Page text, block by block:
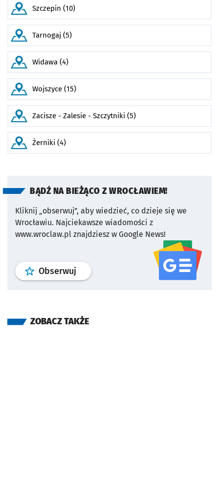
Szczepin (10)
Tarnogaj (5)
Widawa (4)
Wojszyce (15)
Zacisze - Zalesie - Szczytniki (5)
Żerniki (4)
BĄDŹ NA BIEŻĄCO Z WROCŁAWIEM!
Kliknij „obserwuj”, aby wiedzieć, co dzieje się we
Wrocławiu. Najciekawsze wiadomości z
www.wroclaw.pl znajdziesz w Google News!
Obserwuj profil serwisu
ZOBACZ TAKŻE